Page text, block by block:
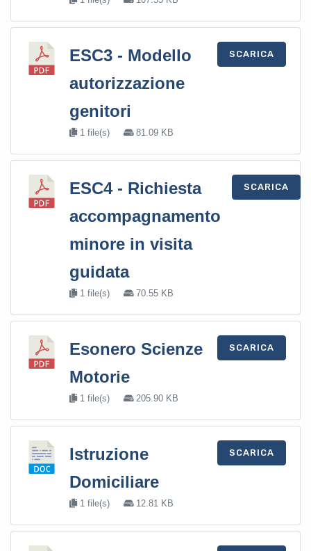
ESC3 - Modello
autorizzazione
genitori
1 file(s) 81.09 KB
SCARICA
ESC4 - Richiesta
accompagnamento
minore in visita
guidata
1 file(s) 70.55 KB
SCARICA
Esonero Scienze
Motorie
1 file(s) 205.90 KB
SCARICA
Istruzione
Domiciliare
1 file(s) 12.81 KB
SCARICA